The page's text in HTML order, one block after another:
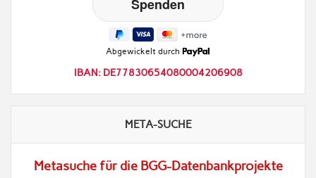
Abgewickelt durch
IBAN: DE77830654080004206908
META-SUCHE
Metasuche für die BGG-Datenbankprojekte